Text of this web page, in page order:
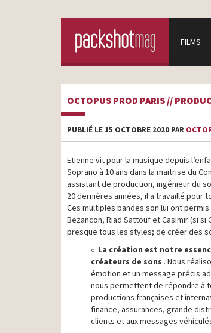
FILMS
OCTOPUS PROD PARIS //
PUBLIÉ LE 15 OCTOBRE 2020 PAR
Etienne vit pour la musique depuis
Soprano à 10 ans dans la maitrise du
assistant de production, ingénieur du
20 dernières années, il a travaillé pour
Ces multiples bandes son lui ont
Bezancon, Riad Sattouf et Casimir (si
presque tous les styles; de créer des
« La création est notre
créateurs de sons . Nous
émotion et un message précis
nous permettent de répondre à
productions françaises et
finance, assurances, grande
clients et aux messages